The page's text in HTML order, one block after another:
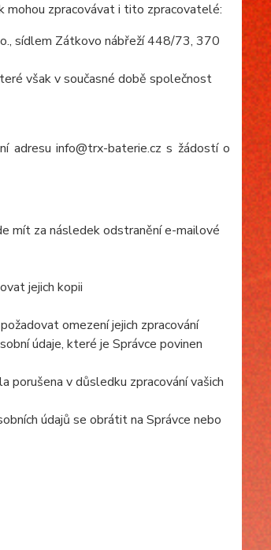
mohou zpracovávat i tito zpracovatelé:
sídlem Zátkovo nábřeží 448/73, 370
však v současné době společnost
adresu info@trx-baterie.cz s žádostí o
mít za následek odstranění e-mailové
jejich kopii
omezení jejich zpracování
údaje, které je Správce povinen
porušena v důsledku zpracování vašich
údajů se obrátit na Správce nebo